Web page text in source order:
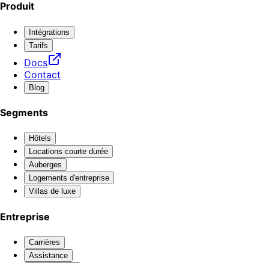
Produit
Intégrations
Tarifs
Docs
Contact
Blog
Segments
Hôtels
Locations courte durée
Auberges
Logements d'entreprise
Villas de luxe
Entreprise
Carrières
Assistance